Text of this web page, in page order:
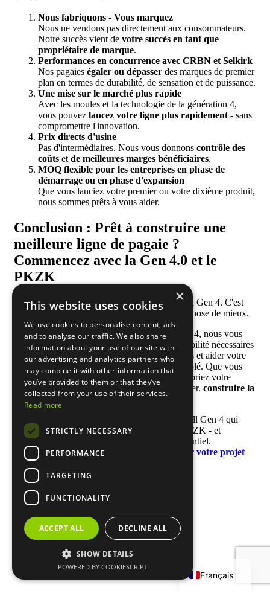
Nous fabriquons - Vous marquez
Nous ne vendons pas directement aux consommateurs.
Notre succès vient de votre succès en tant que
propriétaire de marque.
Performances en concurrence avec CRBN et Selkirk
Nos pagaies égaler ou dépasser des marques de premier
plan en termes de durabilité, de sensation et de puissance.
Une mise sur le marché plus rapide
Avec les moules et la technologie de la génération 4,
vous pouvez lancez votre ligne plus rapidement - sans
compromettre l'innovation.
Prix directs d'usine
Pas d'intermédiaires. Nous vous donnons contrôle des
coûts et de meilleures marges bénéficiaires.
MOQ flexible pour les entreprises en phase de
démarrage ou en phase d'expansion
Que vous lanciez votre premier ou votre dixième produit,
nous sommes prêts à vous aider.
Conclusion : Prêt à construire une
meilleure ligne de pagaie ?
Commencez avec la Gen 4.0 et le
PKZK
CRBN et Selkirk ont créé l'engouement pour la Gen 4. C'est
maintenant à votre tour de construire quelque chose de mieux.
AuPKZK balle au piedAvec les pagaies Gen 4, nous vous
donnons les matériaux, la fabrication et la flexibilité nécessaires
pour créer des pagaies Gen 4 plus performantes et aider votre
marque à se démarquer dans un espace surpeuplé. Que vous
lanciez votre première ligne ou que vous amélioriez votre
design next-gen, nous sommes prêts à vous aider. construire la
suite.
Si vous êtes prêt à créer une pagaie de pickleball Gen 4 qui
surpasse CRBN et Selkirk, associez-vous à PKZK - et
construisons ensemble votre avantage concurrentiel.
Contactez-nous dès aujourd'hui pour lancer votre projet
OEM.
info@lexvss.com
Français
×
This website uses cookies
We use cookies to personalise content, ads
and to analyse our traffic. We also share
information about your use of our site with
our advertising and analytics partners who
may combine it with other information that
you’ve provided to them or that they’ve
collected from your use of their services.
Read more
STRICTLY NECESSARY
PERFORMANCE
TARGETING
FUNCTIONALITY
ACCEPT ALL DECLINE ALL
SHOW DETAILS
POWERED BY COOKIESCRIPT